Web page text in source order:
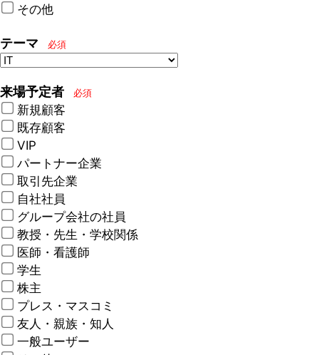
その他
テーマ 必須
来場予定者 必須
新規顧客
既存顧客
VIP
パートナー企業
取引先企業
自社社員
グループ会社の社員
教授・先生・学校関係
医師・看護師
学生
株主
プレス・マスコミ
友人・親族・知人
一般ユーザー